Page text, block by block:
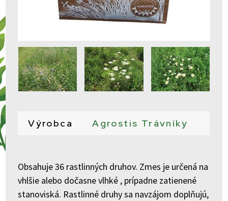
Výrobca Agrostis Trávníky
Obsahuje 36 rastlinných druhov. Zmes je určená na
vhlšie alebo dočasne vlhké , prípadne zatienené
stanoviská. Rastlinné druhy sa navzájom doplňujú,